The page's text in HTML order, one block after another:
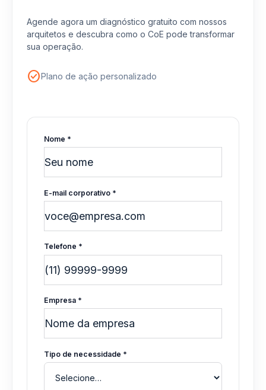
Agende agora um diagnóstico gratuito com nossos
arquitetos e descubra como o CoE pode transformar
sua operação.
check_circlePlano de ação personalizado
Nome *
E-mail corporativo *
Telefone *
Empresa *
Tipo de necessidade *